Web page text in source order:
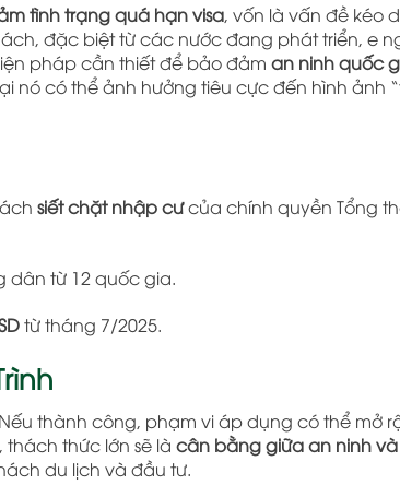
tình trạng quá hạn visa, vốn là vấn đề kéo
đặc biệt từ các nước đang phát triển, e
pháp cần thiết để bảo đảm an ninh quốc
nó có thể ảnh hưởng tiêu cực đến hình ảnh
siết chặt nhập cưcủa chính quyền Tổng
dân từ 12 quốc gia.
từ tháng 7/2025.
thành công, phạm vi áp dụng có thể mở
thách thức lớn sẽ là cân bằng giữa an ninh
du lịch và đầu tư.